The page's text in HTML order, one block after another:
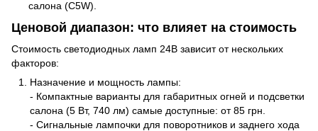
салона (C5W).
Ценовой диапазон: что влияет на стоимость
Стоимость светодиодных ламп 24В зависит от нескольких
факторов:
Назначение и мощность лампы:
- Компактные варианты для габаритных огней и подсветки
салона (5 Вт, 740 лм) самые доступные: от 85 грн.
- Сигнальные лампочки для поворотников и заднего хода